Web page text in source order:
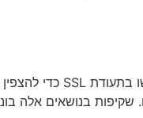
שקיפות בנושאים אלה